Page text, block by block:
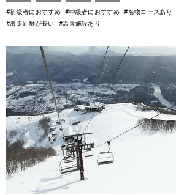
#初級者におすすめ #中級者におすすめ #名物コースあり
#滑走距離が長い
#温泉施設あり